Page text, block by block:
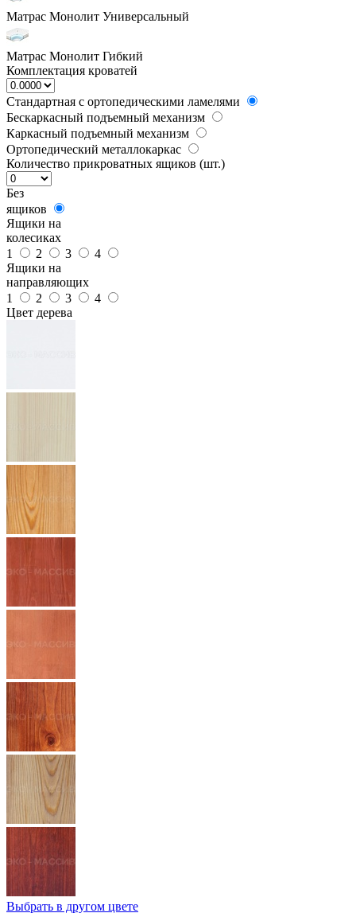
Матрас Монолит Универсальный
Матрас Монолит Гибкий
Комплектация кроватей
Стандартная с ортопедическими ламелями
Бескаркасный подъемный механизм
Каркасный подъемный механизм
Ортопедический металлокаркас
Количество прикроватных ящиков (шт.)
Без
ящиков
Ящики на
колесиках
1
2 3
4
Ящики на
направляющих
1
2 3
4
Цвет дерева
Выбрать в другом цвете